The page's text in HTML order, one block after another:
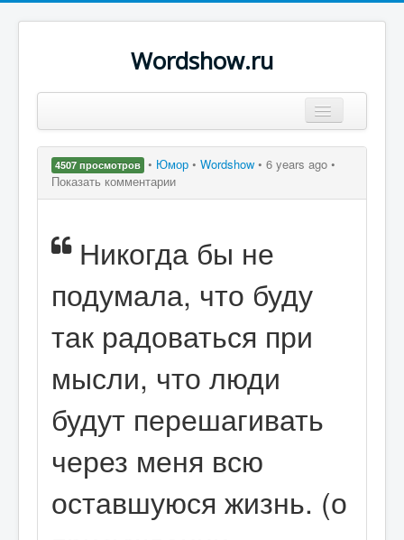
Wordshow.ru
Популярные цитаты
Поиск
4507 просмотров • Юмор • Wordshow • 6 years ago •
Показать комментарии
Никогда бы не
подумала, что буду
так радоваться при
мысли, что люди
будут перешагивать
через меня всю
оставшуюся жизнь. (о